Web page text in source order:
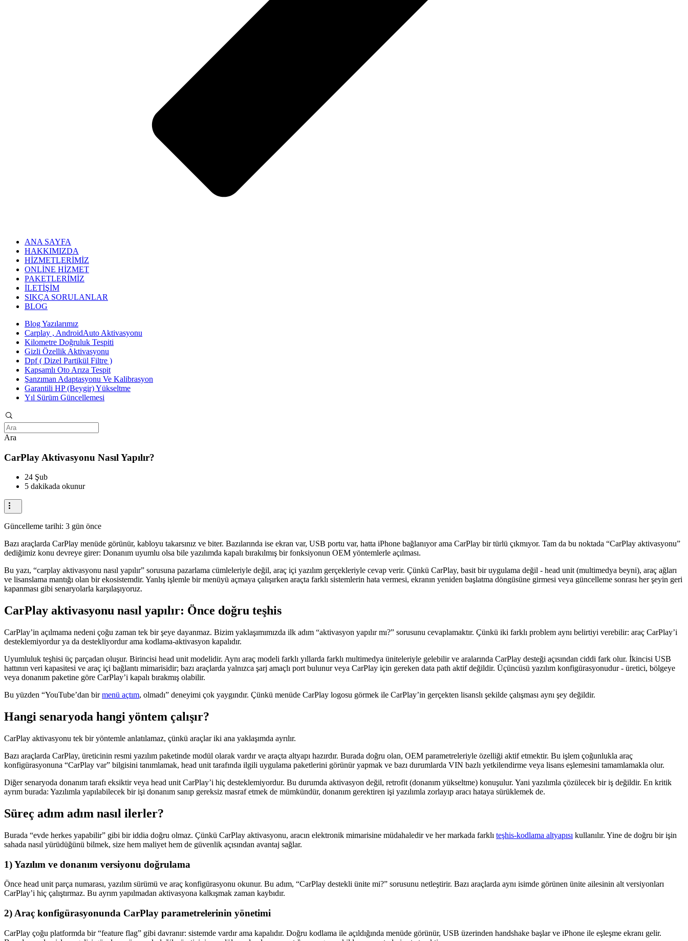
ANA SAYFA
HAKKIMIZDA
HİZMETLERİMİZ
ONLİNE HİZMET
PAKETLERİMİZ
İLETİŞİM
SIKÇA SORULANLAR
BLOG
Blog Yazılarımız
Carplay , AndroidAuto Aktivasyonu
Kilometre Doğruluk Tespiti
Gizli Özellik Aktivasyonu
Dpf ( Dizel Partikül Filtre )
Kapsamlı Oto Arıza Tespit
Şanzıman Adaptasyonu Ve Kalibrasyon
Garantili HP (Beygir) Yükseltme
Yıl Sürüm Güncellemesi
Ara
CarPlay Aktivasyonu Nasıl Yapılır?
24 Şub
5 dakikada okunur
Güncelleme tarihi: 3 gün önce
Bazı araçlarda CarPlay menüde görünür, kabloyu takarsınız ve biter. Bazılarında ise ekran var, USB portu var, hatta iPhone bağlanıyor ama CarPlay bir türlü çıkmıyor. Tam da bu noktada “CarPlay aktivasyonu”
dediğimiz konu devreye girer: Donanım uyumlu olsa bile yazılımda kapalı bırakılmış bir fonksiyonun OEM yöntemlerle açılması.
Bu yazı, “carplay aktivasyonu nasıl yapılır” sorusuna pazarlama cümleleriyle değil, araç içi yazılım gerçekleriyle cevap verir. Çünkü CarPlay, basit bir uygulama değil - head unit (multimedya beyni), araç ağları
ve lisanslama mantığı olan bir ekosistemdir. Yanlış işlemle bir menüyü açmaya çalışırken araçta farklı sistemlerin hata vermesi, ekranın yeniden başlatma döngüsüne girmesi veya güncelleme sonrası her şeyin geri
kapanması gibi senaryolarla karşılaşıyoruz.
CarPlay aktivasyonu nasıl yapılır: Önce doğru teşhis
CarPlay’in açılmama nedeni çoğu zaman tek bir şeye dayanmaz. Bizim yaklaşımımızda ilk adım “aktivasyon yapılır mı?” sorusunu cevaplamaktır. Çünkü iki farklı problem aynı belirtiyi verebilir: araç CarPlay’i
desteklemiyordur ya da destekliyordur ama kodlama-aktivasyon kapalıdır.
Uyumluluk teşhisi üç parçadan oluşur. Birincisi head unit modelidir. Aynı araç modeli farklı yıllarda farklı multimedya üniteleriyle gelebilir ve aralarında CarPlay desteği açısından ciddi fark olur. İkincisi USB
hattının veri kapasitesi ve araç içi bağlantı mimarisidir; bazı araçlarda yalnızca şarj amaçlı port bulunur veya CarPlay için gereken data path aktif değildir. Üçüncüsü yazılım konfigürasyonudur - üretici, bölgeye
veya donanım paketine göre CarPlay’i kapalı bırakmış olabilir.
Bu yüzden “YouTube’dan birmenü açtım, olmadı” deneyimi çok yaygındır. Çünkü menüde CarPlay logosu görmek ile CarPlay’in gerçekten lisanslı şekilde çalışması aynı şey değildir.
Hangi senaryoda hangi yöntem çalışır?
CarPlay aktivasyonu tek bir yöntemle anlatılamaz, çünkü araçlar iki ana yaklaşımda ayrılır.
Bazı araçlarda CarPlay, üreticinin resmi yazılım paketinde modül olarak vardır ve araçta altyapı hazırdır. Burada doğru olan, OEM parametreleriyle özelliği aktif etmektir. Bu işlem çoğunlukla araç
konfigürasyonuna “CarPlay var” bilgisini tanımlamak, head unit tarafında ilgili uygulama paketlerini görünür yapmak ve bazı durumlarda VIN bazlı yetkilendirme veya lisans eşlemesini tamamlamakla olur.
Diğer senaryoda donanım tarafı eksiktir veya head unit CarPlay’i hiç desteklemiyordur. Bu durumda aktivasyon değil, retrofit (donanım yükseltme) konuşulur. Yani yazılımla çözülecek bir iş değildir. En kritik
ayrım burada: Yazılımla yapılabilecek bir işi donanım sanıp gereksiz masraf etmek de mümkündür, donanım gerektiren işi yazılımla zorlayıp aracı hataya sürüklemek de.
Süreç adım adım nasıl ilerler?
Burada “evde herkes yapabilir” gibi bir iddia doğru olmaz. Çünkü CarPlay aktivasyonu, aracın elektronik mimarisine müdahaledir ve her markada farklı teşhis-kodlama altyapısı kullanılır. Yine de doğru bir işin
sahada nasıl yürüdüğünü bilmek, size hem maliyet hem de güvenlik açısından avantaj sağlar.
1) Yazılım ve donanım versiyonu doğrulama
Önce head unit parça numarası, yazılım sürümü ve araç konfigürasyonu okunur. Bu adım, “CarPlay destekli ünite mi?” sorusunu netleştirir. Bazı araçlarda aynı isimde görünen ünite ailesinin alt versiyonları
CarPlay’i hiç çalıştırmaz. Bu ayrım yapılmadan aktivasyona kalkışmak zaman kaybıdır.
2) Araç konfigürasyonunda CarPlay parametrelerinin yönetimi
CarPlay çoğu platformda bir “feature flag” gibi davranır: sistemde vardır ama kapalıdır. Doğru kodlama ile açıldığında menüde görünür, USB üzerinden handshake başlar ve iPhone ile eşleşme ekranı gelir.